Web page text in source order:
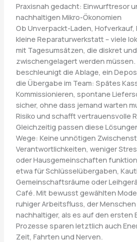
Praxisnah gedacht: Einwurftresor
nachhaltigen Mikro-Ökonomien
Ob Unverpackt-Laden,
kleine Reparaturwerkstatt – viele
mit Tagesumsätzen, die diskret
zwischengelagert werden
beschleunigt die Ablage, ein
die Übergabe im Team: Spätes
Kommissionieren, spontane
sicher, ohne dass jemand warten
Risiko und schafft vertrauensvolle
Gleichzeitig passen diese
Wege: Keine unnötigen
Verantwortlichkeiten, weniger
oder Hausgemeinschaften
etwa für Schlüsselübergaben,
Gemeinschaftsräume oder
Café. Mit bewusst gewählten
ruhiger Arbeitsfluss, der
nachhaltiger, als es auf den ersten
Prozesse sparen letztlich auch
Zeit, Fahrten und Nerven.